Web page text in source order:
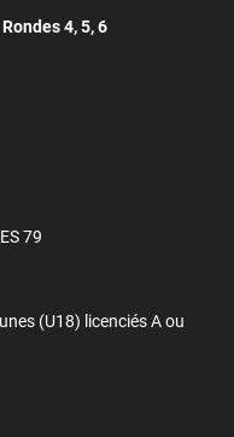
4, 5, 6
79
(U18) licenciés A ou